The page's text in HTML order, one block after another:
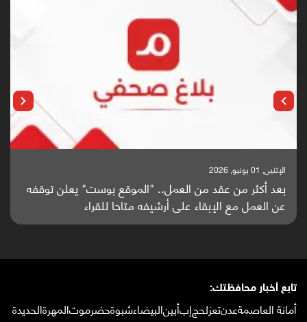
الإثنين, 25 مايو, 2026
باحثون من اليمن يدخلون سباق أبحاث ألزهايمر بدراسة
واعدة منشورة عالميا (ترجمة)
تابع أخبار محافظتك:
أمانة العاصمةعدنتعزلحجإبأبينالبيضاءشبوةحضرموتالمهرةالحديدة